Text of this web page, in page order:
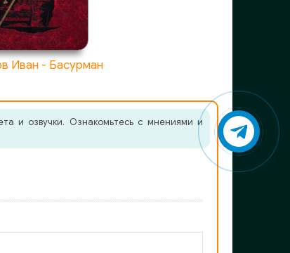
Иван - Басурман
и озвучки. Ознакомьтесь с мнениями и